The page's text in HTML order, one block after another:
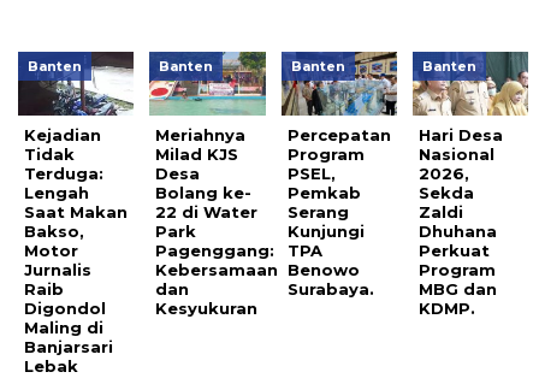
Banten
Kejadian
Tidak
Terduga:
Lengah
Saat Makan
Bakso,
Motor
Jurnalis
Raib
Digondol
Maling di
Banjarsari
Lebak
Banten
Meriahnya
Milad KJS
Desa
Bolang ke-
22 di Water
Park
Pagenggang:
Kebersamaan
dan
Kesyukuran
Banten
Percepatan
Program
PSEL,
Pemkab
Serang
Kunjungi
TPA
Benowo
Surabaya.
Banten
Hari Desa
Nasional
2026,
Sekda
Zaldi
Dhuhana
Perkuat
Program
MBG dan
KDMP.